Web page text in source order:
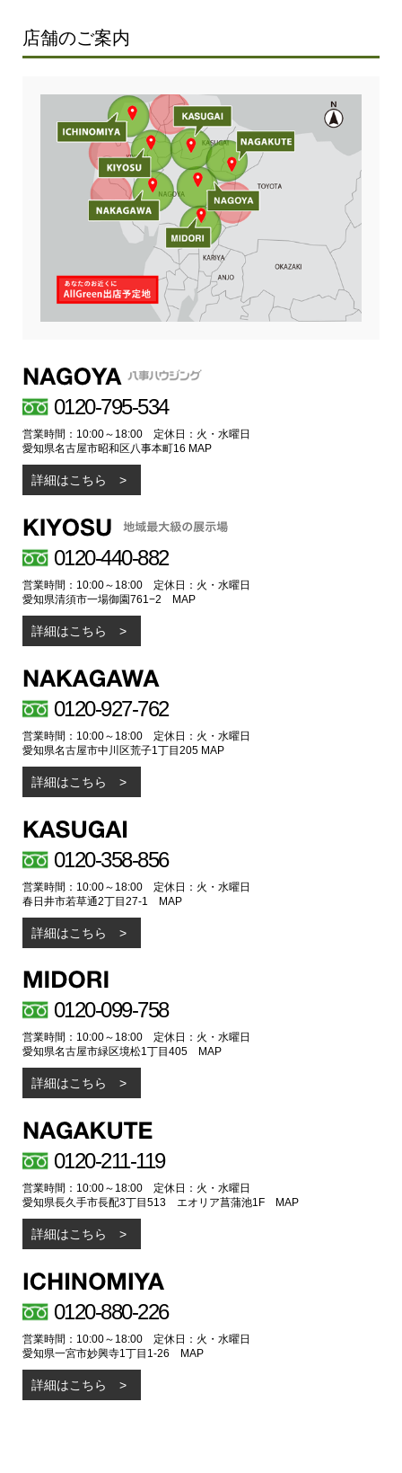
店舗のご案内
0120-795-534
営業時間：10:00～18:00 定休日：火・水曜日
愛知県名古屋市昭和区八事本町16 MAP
詳細はこちら
0120-440-882
営業時間：10:00～18:00 定休日：火・水曜日
愛知県清須市一場御園761−2 MAP
詳細はこちら
0120-927-762
営業時間：10:00～18:00 定休日：火・水曜日
愛知県名古屋市中川区荒子1丁目205 MAP
詳細はこちら
0120-358-856
営業時間：10:00～18:00 定休日：火・水曜日
春日井市若草通2丁目27-1 MAP
詳細はこちら
0120-099-758
営業時間：10:00～18:00 定休日：火・水曜日
愛知県名古屋市緑区境松1丁目405
MAP
詳細はこちら
0120-211-119
営業時間：10:00～18:00 定休日：火・水曜日
愛知県長久手市長配3丁目513 エオリア菖蒲池1F
MAP
詳細はこちら
0120-880-226
営業時間：10:00～18:00 定休日：火・水曜日
愛知県一宮市妙興寺1丁目1-26
MAP
詳細はこちら